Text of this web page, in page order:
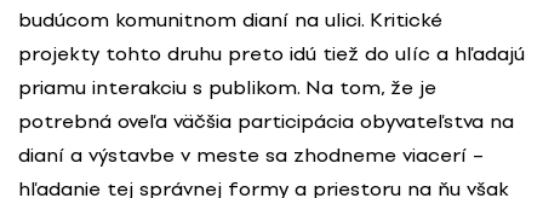
budúcom komunitnom dianí na ulici. Kritické
projekty tohto druhu preto idú tiež do ulíc a hľadajú
priamu interakciu s publikom. Na tom, že je
potrebná oveľa väčšia participácia obyvateľstva na
dianí a výstavbe v meste sa zhodneme viacerí –
hľadanie tej správnej formy a priestoru na ňu však